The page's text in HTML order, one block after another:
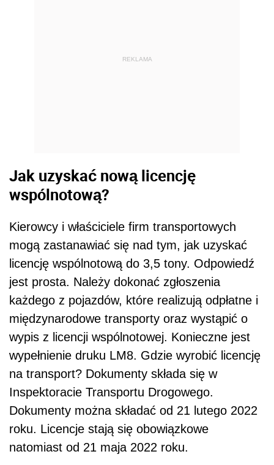
REKLAMA
Jak uzyskać nową licencję
wspólnotową?
Kierowcy i właściciele firm transportowych
mogą zastanawiać się nad tym, jak uzyskać
licencję wspólnotową do 3,5 tony. Odpowiedź
jest prosta. Należy dokonać zgłoszenia
każdego z pojazdów, które realizują odpłatne i
międzynarodowe transporty oraz wystąpić o
wypis z licencji wspólnotowej. Konieczne jest
wypełnienie druku LM8. Gdzie wyrobić licencję
na transport? Dokumenty składa się w
Inspektoracie Transportu Drogowego.
Dokumenty można składać od 21 lutego 2022
roku. Licencje stają się obowiązkowe
natomiast od 21 maja 2022 roku.